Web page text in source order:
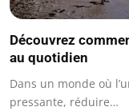
Découvrez
au quotidien
Dans un monde où
pressante, réduire…